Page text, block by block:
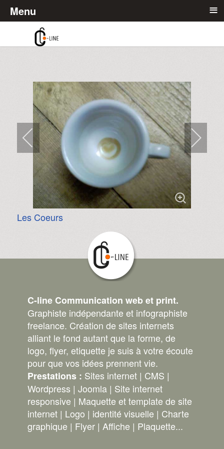
Les Coeurs
C-line Communication web et print.
Graphiste indépendante et infographiste
freelance. Création de sites internets
alliant le fond autant que la forme, de
logo, flyer, etiquette je suis à votre écoute
pour que vos idées prennent vie.
Prestations : Sites internet | CMS |
Wordpress | Joomla | Site internet
responsive | Maquette et template de site
internet | Logo | identité visuelle | Charte
graphique | Flyer | Affiche | Plaquette...
Menu ≡